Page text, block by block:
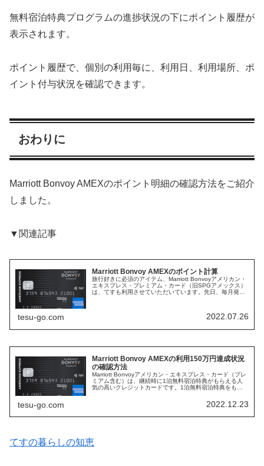
無料宿泊特典プログラムの進捗状況の下にポイント履歴が
表示されます。
ポイント履歴で、個別の利用毎に、利用日、利用場所、ポ
イント付与状況を確認できます。
おわりに
Marriott Bonvoy AMEXのポイント明細の確認方法をご紹介
しました。
▼関連記事
Marriott Bonvoy AMEXのポイント計算
旅行好きに必須のアイテム、Marriott Bonvoyアメリカン・
エキスプレス・プレミアム・カード（旧SPGアメックス）
は、てすも利用させていただいています。先日、毎月発行
tesu-go.com 2022.07.26
Marriott Bonvoy AMEXの利用150万円達成状況
の確認方法
Marriott Bonvoyアメリカン・エキスプレス・カード（プレ
ミアム含む）は、継続時に1泊無料宿泊特典がもらえる人
気の高いクレジットカードです。1泊無料宿泊特典をもら
tesu-go.com 2022.12.23
てすの暮らしの知恵